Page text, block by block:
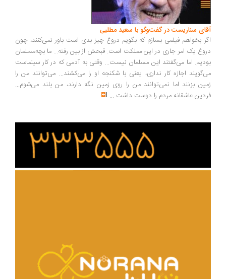
سناریست در گفت‌وگو با سعید مطلبی
بخواهم فیلمی بسازم که بگویم دروغ چیز بدی است باور نمی‌کنند، چون
یک امر جاری در این مملکت است. قبحش از بین رفته... ما بچه‌مسلمان
اما می‌گفتند این مسلمان نیست... وقتی به آدمی که در کار سینماست
اجازه کار نداری، یعنی با شکنجه او را می‌کشند... می‌توانند من را
بزنند اما نمی‌توانند من را روی زمین نگه دارند، من بلند می‌شوم...
عاشقانه مردم را دوست داشت ...